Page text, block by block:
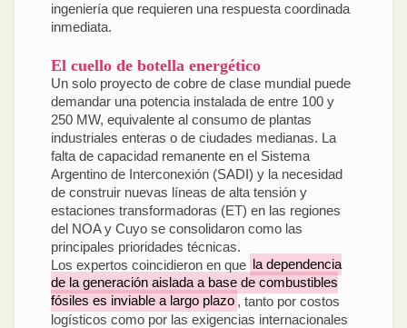
ingeniería que requieren una respuesta coordinada
inmediata.
El cuello de botella energético
Un solo proyecto de cobre de clase mundial puede
demandar una potencia instalada de entre 100 y
250 MW, equivalente al consumo de plantas
industriales enteras o de ciudades medianas. La
falta de capacidad remanente en el Sistema
Argentino de Interconexión (SADI) y la necesidad
de construir nuevas líneas de alta tensión y
estaciones transformadoras (ET) en las regiones
del NOA y Cuyo se consolidaron como las
principales prioridades técnicas.
Los expertos coincidieron en que la dependencia
de la generación aislada a base de combustibles
fósiles es inviable a largo plazo , tanto por costos
logísticos como por las exigencias internacionales